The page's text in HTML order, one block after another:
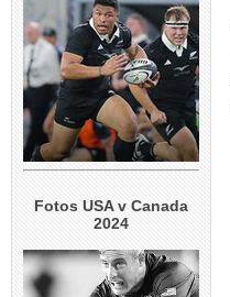
Fotos USA v Canada
2024